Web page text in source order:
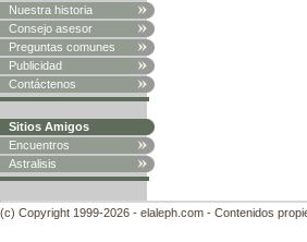
Nuestra historia
Consejo asesor
Preguntas comunes
Publicidad
Contáctenos
Sitios Amigos
Encuentros
Astralisis
(c) Copyright 1999-2026 - elaleph.com - Contenidos